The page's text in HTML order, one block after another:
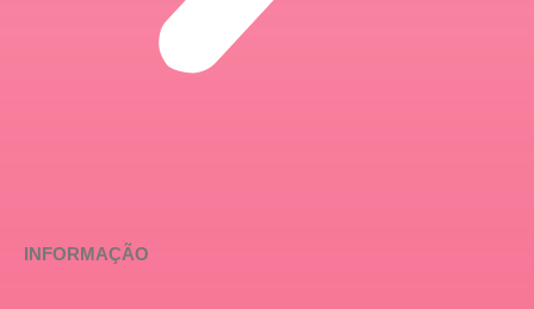
INFORMAÇÃO